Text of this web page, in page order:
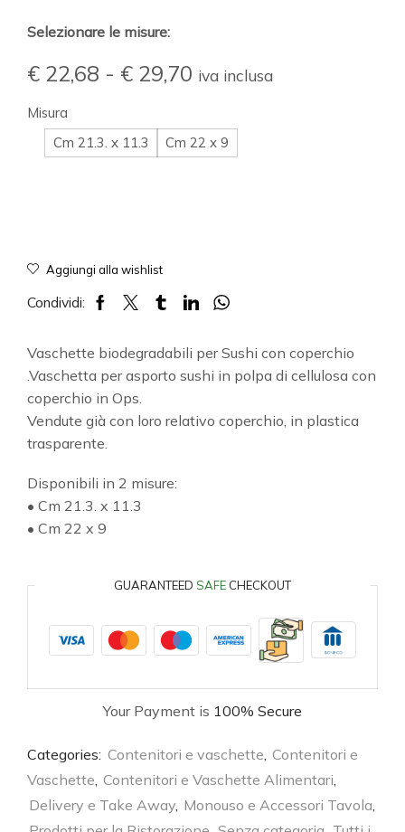
Selezionare le misure:
€ 22,68 - € 29,70 iva inclusa
Misura
Cm 21.3. x 11.3
Cm 22 x 9
Aggiungi alla wishlist
Condividi:
Vaschette biodegradabili per Sushi con coperchio
.Vaschetta per asporto sushi in polpa di cellulosa con
coperchio in Ops.
Vendute già con loro relativo coperchio, in plastica
trasparente.
Disponibili in 2 misure:
• Cm 21.3. x 11.3
• Cm 22 x 9
GUARANTEED SAFE CHECKOUT
Your Payment is 100% Secure
Categories: Contenitori e vaschette Contenitori e
Vaschette Contenitori e Vaschette Alimentari
Delivery e Take Away Monouso e Accessori Tavola